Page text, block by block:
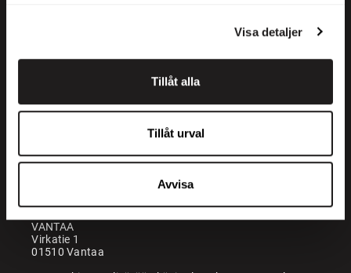
Visa detaljer
Tillåt alla
Tillåt urval
Avvisa
+358 200 70070
Kontor
VANTAA
Virkatie 1
01510 Vantaa